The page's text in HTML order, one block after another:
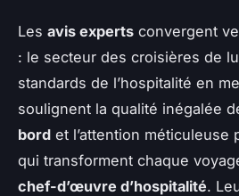
Les avis experts convergent
: le secteur des croisières de
standards de l’hospitalité en
soulignent la qualité inégalée
bord et l’attention méticuleuse
qui transforment chaque
chef-d’œuvre d’hospitalité.